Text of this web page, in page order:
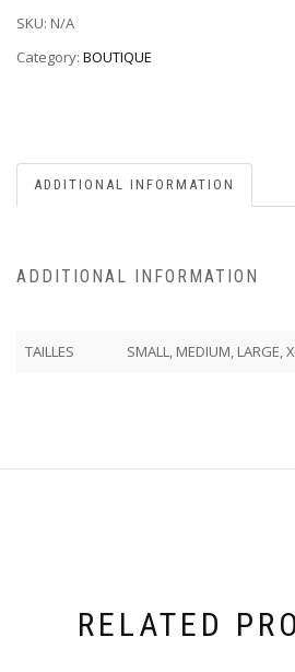
SKU: N/A
Category: BOUTIQUE
ADDITIONAL INFORMATION
ADDITIONAL INFORMATION
TAILLES SMALL, MEDIUM, LARGE,
RELATED